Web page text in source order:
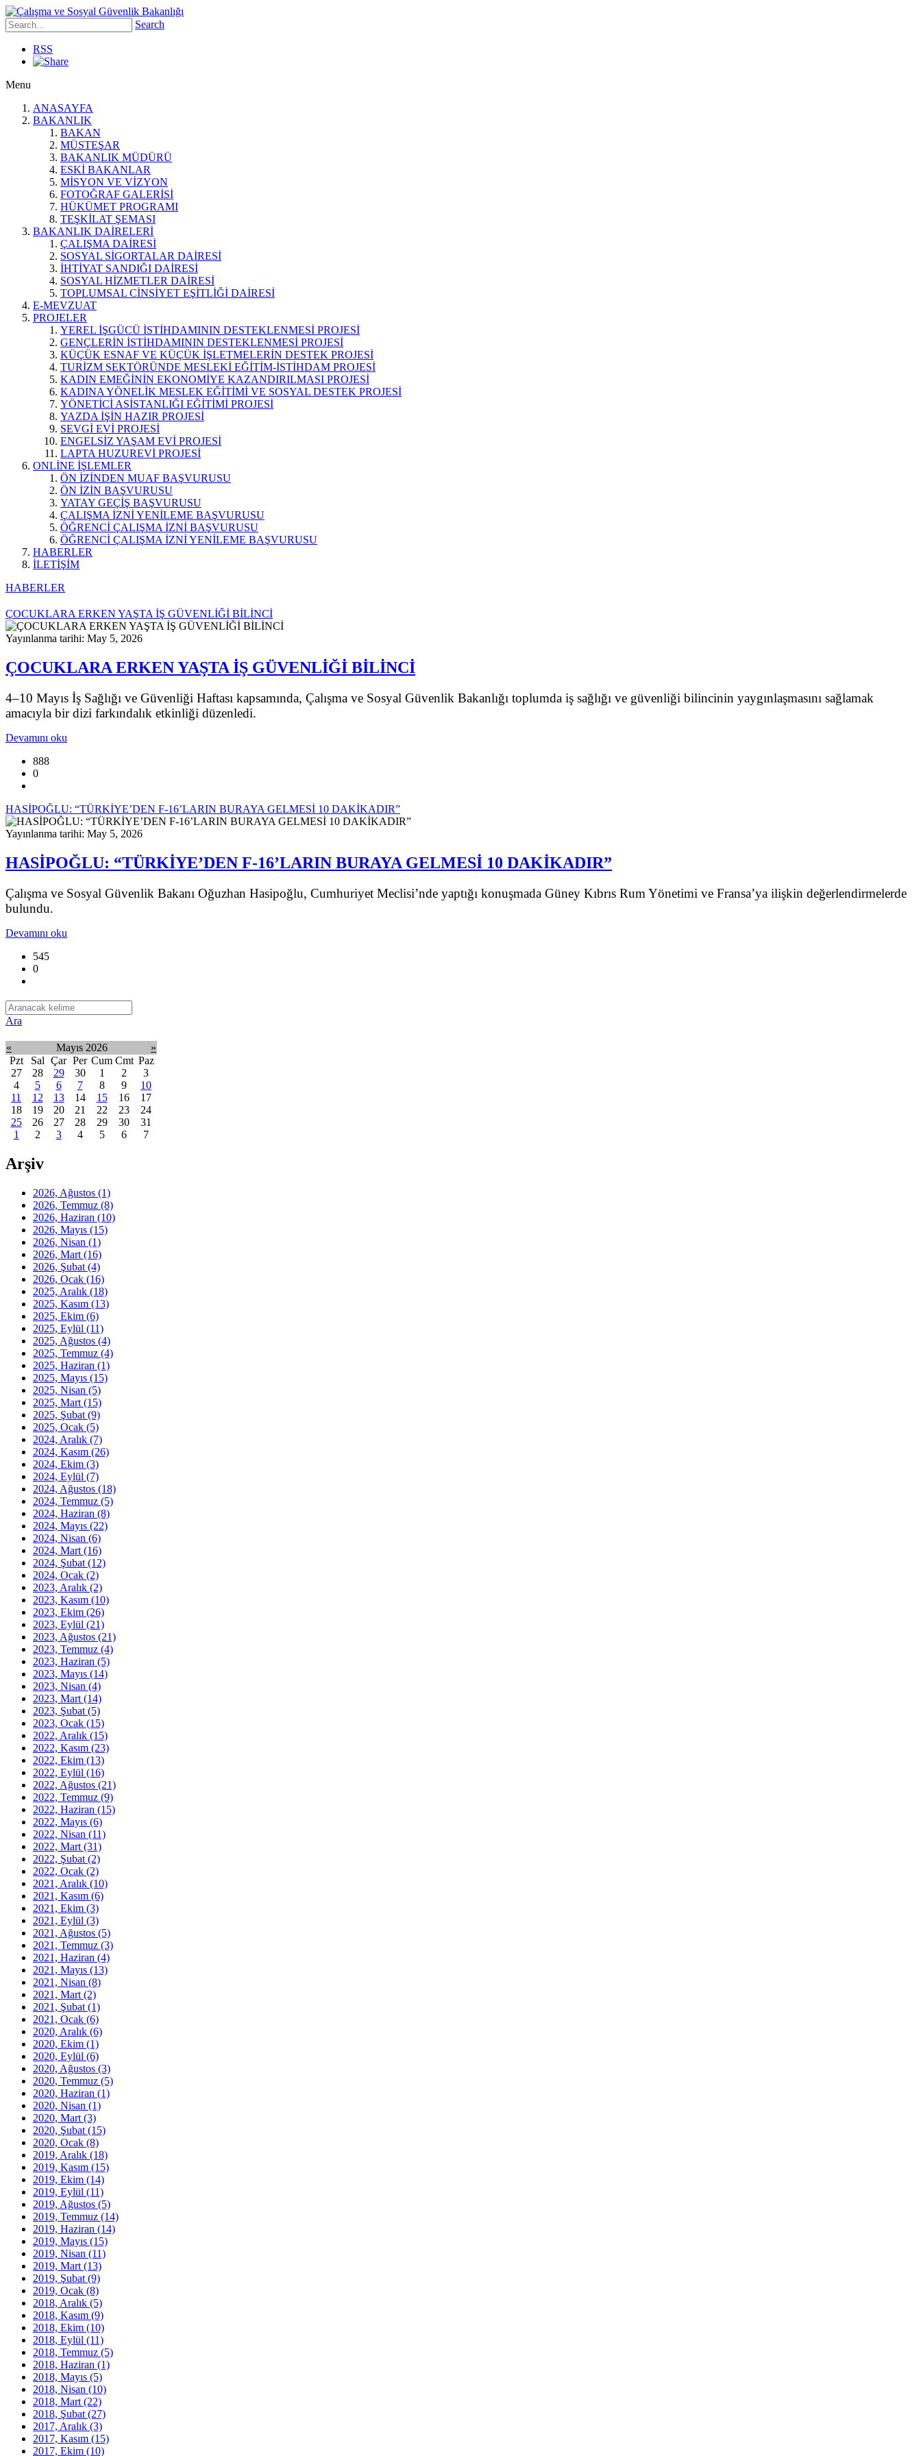
Search
RSS
Menu
ANASAYFA
BAKANLIK
BAKAN
MÜSTEŞAR
BAKANLIK MÜDÜRÜ
ESKİ BAKANLAR
MİSYON VE VİZYON
FOTOĞRAF GALERİSİ
HÜKÜMET PROGRAMI
TEŞKİLAT ŞEMASI
BAKANLIK DAİRELERİ
ÇALIŞMA DAİRESİ
SOSYAL SİGORTALAR DAİRESİ
İHTİYAT SANDIĞI DAİRESİ
SOSYAL HİZMETLER DAİRESİ
TOPLUMSAL CİNSİYET EŞİTLİĞİ DAİRESİ
E-MEVZUAT
PROJELER
YEREL İŞGÜCÜ İSTİHDAMININ DESTEKLENMESİ PROJESİ
GENÇLERİN İSTİHDAMININ DESTEKLENMESİ PROJESİ
KÜÇÜK ESNAF VE KÜÇÜK İŞLETMELERİN DESTEK PROJESİ
TURİZM SEKTÖRÜNDE MESLEKİ EĞİTİM-İSTİHDAM PROJESİ
KADIN EMEĞİNİN EKONOMİYE KAZANDIRILMASI PROJESİ
KADINA YÖNELİK MESLEK EĞİTİMİ VE SOSYAL DESTEK PROJESİ
YÖNETİCİ ASİSTANLIĞI EĞİTİMİ PROJESİ
YAZDA İŞİN HAZIR PROJESİ
SEVGİ EVİ PROJESİ
ENGELSİZ YAŞAM EVİ PROJESİ
LAPTA HUZUREVİ PROJESİ
ONLİNE İŞLEMLER
ÖN İZİNDEN MUAF BAŞVURUSU
ÖN İZİN BAŞVURUSU
YATAY GEÇİŞ BAŞVURUSU
ÇALIŞMA İZNİ YENİLEME BAŞVURUSU
ÖĞRENCİ ÇALIŞMA İZNİ BAŞVURUSU
ÖĞRENCİ ÇALIŞMA İZNİ YENİLEME BAŞVURUSU
HABERLER
İLETİŞİM
HABERLER
ÇOCUKLARA ERKEN YAŞTA İŞ GÜVENLİĞİ BİLİNCİ
Yayınlanma tarihi: May 5, 2026
ÇOCUKLARA ERKEN YAŞTA İŞ GÜVENLİĞİ BİLİNCİ
4–10 Mayıs İş Sağlığı ve Güvenliği Haftası kapsamında, Çalışma ve Sosyal Güvenlik Bakanlığı toplumda iş sağlığı ve güvenliği bilincinin yaygınlaşmasını sağlamak
amacıyla bir dizi farkındalık etkinliği düzenledi.
Devamını oku
888
0
HASİPOĞLU: “TÜRKİYE’DEN F-16’LARIN BURAYA GELMESİ 10 DAKİKADIR”
Yayınlanma tarihi: May 5, 2026
HASİPOĞLU: “TÜRKİYE’DEN F-16’LARIN BURAYA GELMESİ 10 DAKİKADIR”
Çalışma ve Sosyal Güvenlik Bakanı Oğuzhan Hasipoğlu, Cumhuriyet Meclisi’nde yaptığı konuşmada Güney Kıbrıs Rum Yönetimi ve Fransa’ya ilişkin değerlendirmelerde
bulundu.
Devamını oku
545
0
Ara
« Mayıs 2026
»
Pzt
Sal Çar Per Cum Cmt Paz
27
28 29 30 1 2
3
4
5 6 7 8 9
10
11
12 13 14 15 16
17
18
19 20 21 22 23
24
25
26 27 28 29 30
31
1
2 3 4 5 6 7
Arşiv
2026, Ağustos (1)
2026, Temmuz (8)
2026, Haziran (10)
2026, Mayıs (15)
2026, Nisan (1)
2026, Mart (16)
2026, Şubat (4)
2026, Ocak (16)
2025, Aralık (18)
2025, Kasım (13)
2025, Ekim (6)
2025, Eylül (11)
2025, Ağustos (4)
2025, Temmuz (4)
2025, Haziran (1)
2025, Mayıs (15)
2025, Nisan (5)
2025, Mart (15)
2025, Şubat (9)
2025, Ocak (5)
2024, Aralık (7)
2024, Kasım (26)
2024, Ekim (3)
2024, Eylül (7)
2024, Ağustos (18)
2024, Temmuz (5)
2024, Haziran (8)
2024, Mayıs (22)
2024, Nisan (6)
2024, Mart (16)
2024, Şubat (12)
2024, Ocak (2)
2023, Aralık (2)
2023, Kasım (10)
2023, Ekim (26)
2023, Eylül (21)
2023, Ağustos (21)
2023, Temmuz (4)
2023, Haziran (5)
2023, Mayıs (14)
2023, Nisan (4)
2023, Mart (14)
2023, Şubat (5)
2023, Ocak (15)
2022, Aralık (15)
2022, Kasım (23)
2022, Ekim (13)
2022, Eylül (16)
2022, Ağustos (21)
2022, Temmuz (9)
2022, Haziran (15)
2022, Mayıs (6)
2022, Nisan (11)
2022, Mart (31)
2022, Şubat (2)
2022, Ocak (2)
2021, Aralık (10)
2021, Kasım (6)
2021, Ekim (3)
2021, Eylül (3)
2021, Ağustos (5)
2021, Temmuz (3)
2021, Haziran (4)
2021, Mayıs (13)
2021, Nisan (8)
2021, Mart (2)
2021, Şubat (1)
2021, Ocak (6)
2020, Aralık (6)
2020, Ekim (1)
2020, Eylül (6)
2020, Ağustos (3)
2020, Temmuz (5)
2020, Haziran (1)
2020, Nisan (1)
2020, Mart (3)
2020, Şubat (15)
2020, Ocak (8)
2019, Aralık (18)
2019, Kasım (15)
2019, Ekim (14)
2019, Eylül (11)
2019, Ağustos (5)
2019, Temmuz (14)
2019, Haziran (14)
2019, Mayıs (15)
2019, Nisan (11)
2019, Mart (13)
2019, Şubat (9)
2019, Ocak (8)
2018, Aralık (5)
2018, Kasım (9)
2018, Ekim (10)
2018, Eylül (11)
2018, Temmuz (5)
2018, Haziran (1)
2018, Mayıs (5)
2018, Nisan (10)
2018, Mart (22)
2018, Şubat (27)
2017, Aralık (3)
2017, Kasım (15)
2017, Ekim (10)